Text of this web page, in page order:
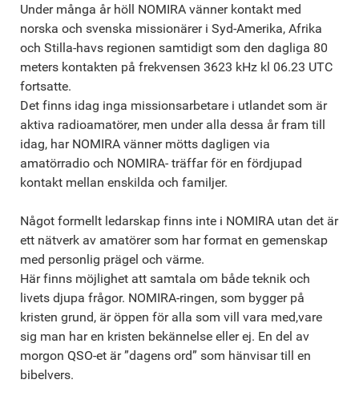
Under många år höll NOMIRA vänner kontakt med
norska och svenska missionärer i Syd-Amerika, Afrika
och Stilla-havs regionen samtidigt som den dagliga 80
meters kontakten på frekvensen 3623 kHz kl 06.23 UTC
fortsatte.
Det finns idag inga missionsarbetare i utlandet som är
aktiva radioamatörer, men under alla dessa år fram till
idag, har NOMIRA vänner mötts dagligen via
amatörradio och NOMIRA- träffar för en fördjupad
kontakt mellan enskilda och familjer.
Något formellt ledarskap finns inte i NOMIRA utan det är
ett nätverk av amatörer som har format en gemenskap
med personlig prägel och värme.
Här finns möjlighet att samtala om både teknik och
livets djupa frågor. NOMIRA-ringen, som bygger på
kristen grund, är öppen för alla som vill vara med,vare
sig man har en kristen bekännelse eller ej. En del av
morgon QSO-et är ”dagens ord” som hänvisar till en
bibelvers.